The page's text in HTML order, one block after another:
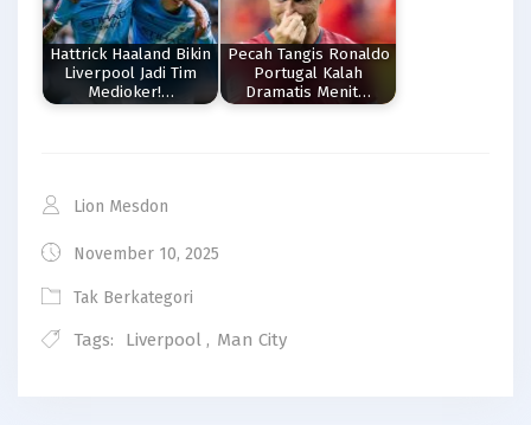
Hattrick Haaland Bikin
Liverpool Jadi Tim
Medioker!…
Pecah Tangis Ronaldo
Portugal Kalah
Dramatis Menit…
Lion Mesdon
November 10, 2025
Tak Berkategori
Tags: Liverpool , Man City